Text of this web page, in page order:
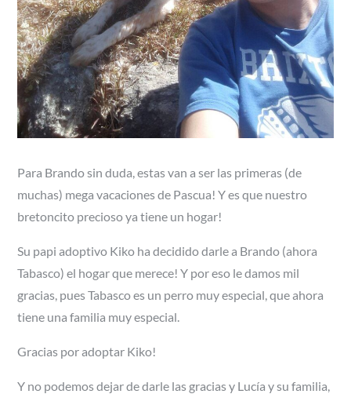
Para Brando sin duda, estas van a ser las primeras (de
muchas) mega vacaciones de Pascua! Y es que nuestro
bretoncito precioso ya tiene un hogar!
Su papi adoptivo Kiko ha decidido darle a Brando (ahora
Tabasco) el hogar que merece! Y por eso le damos mil
gracias, pues Tabasco es un perro muy especial, que ahora
tiene una familia muy especial.
Gracias por adoptar Kiko!
Y no podemos dejar de darle las gracias y Lucía y su familia,